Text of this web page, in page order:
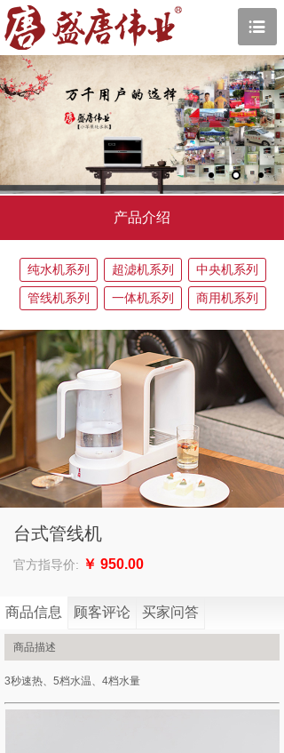
产品介绍
纯水机系列 超滤机系列
中央机系列
管线机系列
一体机系列 商用机系列
台式管线机
官方指导价: ￥ 950.00
商品信息 顾客评论 买家问答
商品描述
3秒速热、5档水温、4档水量